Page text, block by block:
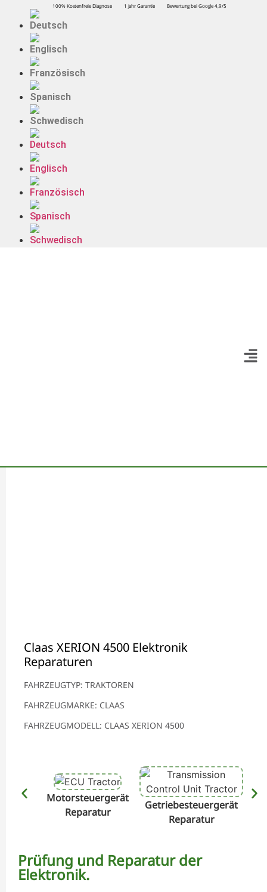
100% Kostenfreie Diagnose 1 Jahr Garantie Bewertung bei Google 4,9/5
Claas XERION 4500 Elektronik
Reparaturen
FAHRZEUGTYP: TRAKTOREN
FAHRZEUGMARKE: CLAAS
FAHRZEUGMODELL: CLAAS XERION 4500
Motorsteuergerät
Reparatur
Getriebesteuergerät
Reparatur
Prüfung und Reparatur der
Elektronik.